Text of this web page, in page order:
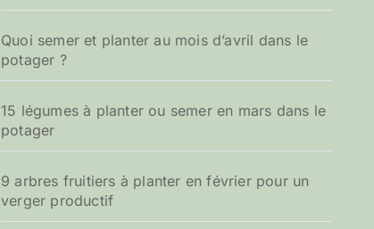
Quoi semer et planter au mois d’avril dans le
potager ?
15 légumes à planter ou semer en mars dans le
potager
9 arbres fruitiers à planter en février pour un
verger productif